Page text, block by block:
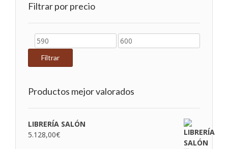
Filtrar por precio
Precio
mínimo
Precio
Filtrar
Productos mejor valorados
LIBRERÍA SALÓN
5.128,00€